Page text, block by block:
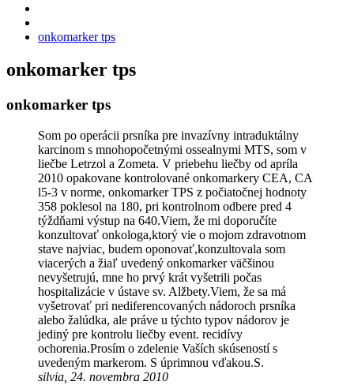
onkomarker tps
onkomarker tps
onkomarker tps
Som po operácii prsníka pre invazívny intraduktálny
karcinom s mnohopočetnými ossealnymi MTS, som v
liečbe Letrzol a Zometa. V priebehu liečby od apríla
2010 opakovane kontrolované onkomarkery CEA, CA
l5-3 v norme, onkomarker TPS z počiatočnej hodnoty
358 poklesol na 180, pri kontrolnom odbere pred 4
týždňami výstup na 640.Viem, že mi doporučíte
konzultovať onkologa,ktorý vie o mojom zdravotnom
stave najviac, budem oponovať,konzultovala som
viacerých a žiaľ uvedený onkomarker väčšinou
nevyšetrujú, mne ho prvý krát vyšetrili počas
hospitalizácie v ústave sv. Alžbety.Viem, že sa má
vyšetrovať pri nediferencovaných nádoroch prsníka
alebo žalúdka, ale práve u týchto typov nádorov je
jediný pre kontrolu liečby event. recidívy
ochorenia.Prosím o zdelenie Vaších skúseností s
uvedeným markerom. S úprimnou vďakou.S.
silvia, 24. novembra 2010